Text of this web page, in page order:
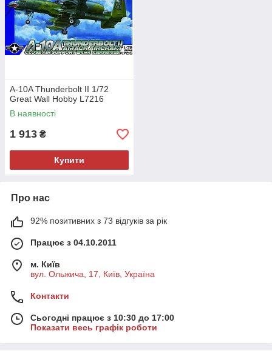
A-10A Thunderbolt II 1/72
Great Wall Hobby L7216
В наявності
1 913 ₴
Купити
Про нас
92% позитивних з 73 відгуків за рік
Працює з 04.10.2011
м. Київ
вул. Ольжича, 17, Київ, Україна
Контакти
Сьогодні працює з 10:30 до 17:00
Показати весь графік роботи